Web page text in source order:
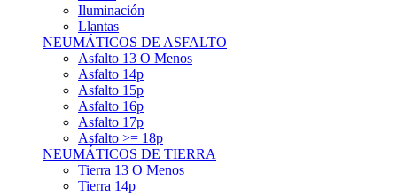
Llantas
NEUMÁTICOS DE ASFALTO
Asfalto 13 O Menos
Asfalto 14p
Asfalto 15p
Asfalto 16p
Asfalto 17p
Asfalto >= 18p
NEUMÁTICOS DE TIERRA
Tierra 13 O Menos
Tierra 14p
Tierra >= 15p